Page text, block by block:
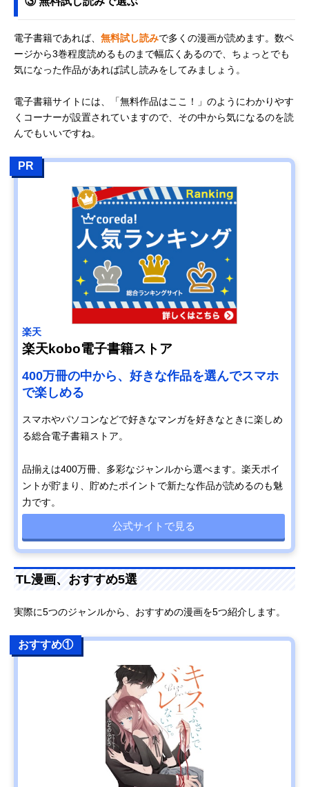
電子書籍であれば、 無料試し読みで多くの漫画が読めます。数ペ
ージから3巻程度読めるものまで幅広くあるので、ちょっとでも
気になった作品があれば試し読みをしてみましょう。
電子書籍サイトには、「無料作品はここ！」のようにわかりやす
くコーナーが設置されていますので、その中から気になるのを読
んでもいいですね。
PR
楽天
楽天kobo電子書籍ストア
400万冊の中から、好きな作品を選んでスマホ
で楽しめる
スマホやパソコンなどで好きなマンガを好きなときに楽しめ
る総合電子書籍ストア。
品揃えは400万冊、多彩なジャンルから選べます。楽天ポイ
ントが貯まり、貯めたポイントで新たな作品が読めるのも魅
力です。
公式サイトで見る
TL漫画、おすすめ5選
実際に5つのジャンルから、おすすめの漫画を5つ紹介します。
おすすめ①